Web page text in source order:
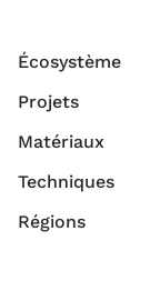
Écosystème
Projets
Matériaux
Techniques
Régions